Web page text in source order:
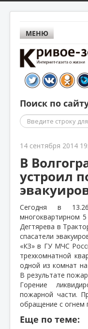
МЕНЮ
Поиск по
Поиск
14 сентября 2014
В
устроил
Сегодня в
многоквартирном
Дегтярева в
спасатели
«КЗ» в ГУ МЧС
трехкомнатной
одной из комнат
В результате
Горение
пожарной части.
обращение с огнем
Еще по теме: